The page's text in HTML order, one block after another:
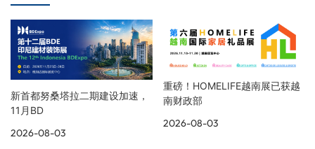
新首都努桑塔拉二期建设加速，
11月BD
2026-08-03
重磅！HOMELIFE越南展已获越
南财政部
2026-08-03